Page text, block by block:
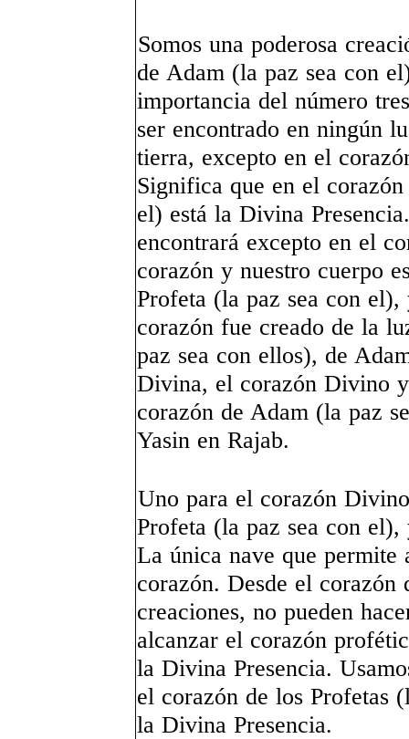
Somos una poderosa
de Adam (la paz sea con
importancia del número
ser encontrado en ningún
tierra, excepto en el
Significa que en el
el) está la Divina
encontrará excepto en el
corazón y nuestro cuerpo
Profeta (la paz sea con el),
corazón fue creado de la
paz sea con ellos), de
Divina, el corazón Divino
corazón de Adam (la paz
Yasin en Rajab.
Uno para el corazón
Profeta (la paz sea con
La única nave que permite
corazón. Desde el corazón
creaciones, no pueden
alcanzar el corazón
la Divina Presencia.
el corazón de los Profetas
la Divina Presencia.